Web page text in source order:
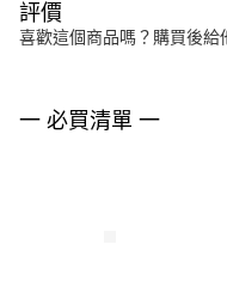
評價
喜歡這個商品嗎？購買後給
一 必買清單 一